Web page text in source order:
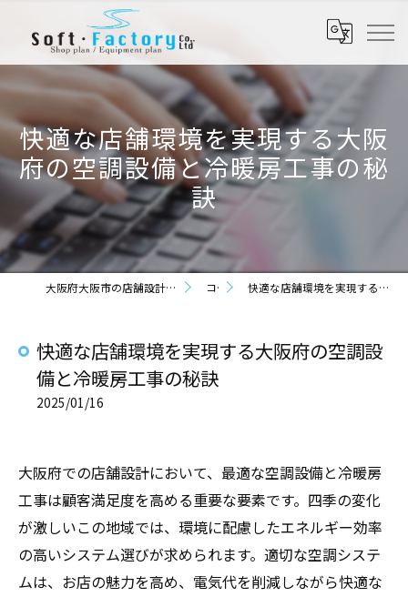
快適な店舗環境を実現する大阪
府の空調設備と冷暖房工事の秘
訣
大阪府大阪市の店舗設計なら株式会社ソフト・ファクトリー コラム 快適な店舗環境を実現する大阪府の空調設備と冷暖房工事の秘訣
快適な店舗環境を実現する大阪府の空調設
備と冷暖房工事の秘訣
2025/01/16
大阪府での店舗設計において、最適な空調設備と冷暖房
工事は顧客満足度を高める重要な要素です。四季の変化
が激しいこの地域では、環境に配慮したエネルギー効率
の高いシステム選びが求められます。適切な空調システ
ムは、お店の魅力を高め、電気代を削減しながら快適な